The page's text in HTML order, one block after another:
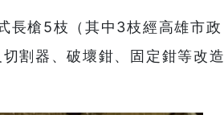
長槍5枝（其中3枝經高雄市政
割器、破壞鉗、固定鉗等改造